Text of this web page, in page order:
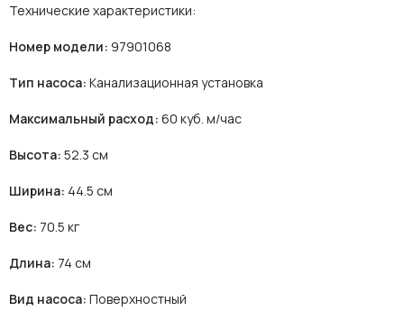
Технические характеристики:
Номер модели: 97901068
Тип насоса: Канализационная установка
Максимальный расход: 60 куб. м/час
Высота: 52.3 см
Ширина: 44.5 см
Вес: 70.5 кг
Длина: 74 см
Вид насоса: Поверхностный